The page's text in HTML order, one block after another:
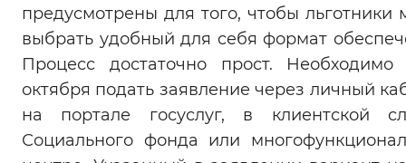
предусмотрены для того, чтобы льготники
выбрать удобный для себя формат
Процесс достаточно прост.
октября подать заявление через личный
на портале госуслуг, в клиентской
Социального фонда или